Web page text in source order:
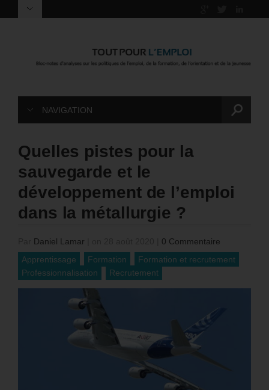
NAVIGATION
Quelles pistes pour la
sauvegarde et le
développement de l’emploi
dans la métallurgie ?
Daniel Lamar
0 Commentaire
Apprentissage
Formation
Formation et recrutement
Professionnalisation
Recrutement